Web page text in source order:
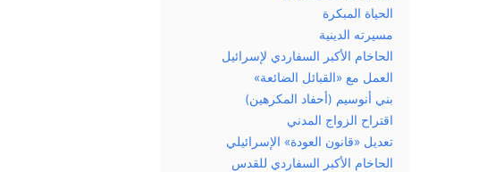
الحياة المبكرة
مسيرته الدينية
الحاخام الأكبر السفاردي لإسرائيل
العمل مع «القبائل الضائعة»
بني أنوسيم (أحفاد المكرهين)
اقتراح الزواج المدني
تعديل «قانون العودة» الإسرائيلي
الحاخام الأكبر السفاردي للقدس